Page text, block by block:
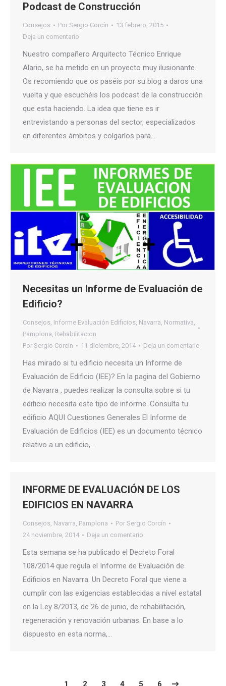
Podcast de Construcción
Consejos Por Sergio Corcín
13 febrero, 2015
Deja un comentario
Nuestro compañero Arquitecto Técnico Enrique
Alario, se ha metido en un proyecto muy ilusionante.
Os recomiendo que os paséis por su blog a daros una
vuelta y que escuchéis los podcast de la construcción
que esta haciendo. La idea que tiene es ir
entrevistando a personas del sector, especializados
en diferentes ámbitos y colgarlos para…
Necesitas un Informe de Evaluación de
Edificio?
Consejos, Informe Evaluación Edificios, Navarra, Normativa,
Pamplona, Rehabilitacion
Por Sergio Corcín 11 diciembre, 2014 Deja un comentario
Has mirado si tu edificio necesita un Informe de
Evaluación de Edificio (IEE)? En la pagina del Gobierno
de Navarra , puedes realizar la consulta sobre si tu
edificio necesita este tipo de informe. Consulta tu
edificio AQUI Cuestiones Generales El Informe de
Evaluación de Edificios (IEE) es un documento técnico
relativo a un edificio,…
INFORME DE EVALUACIÓN DE LOS
EDIFICIOS EN NAVARRA
Consejos, Navarra, Pamplona Por Sergio Corcín
24 noviembre, 2014
Deja un comentario
Esta semana se ha publicado el Decreto Foral
108/2014 que regula el Informe de Evaluación de
Edificios en Navarra. Un Decreto Foral que viene a
cumplir con las exigencias establecidas a nivel estatal
en la Ley 8/2013, de 26 de junio, de rehabilitación,
regeneración y renovación urbanas. En base a lo
dispuesto en esta norma,…
1 2 3 4 5 6